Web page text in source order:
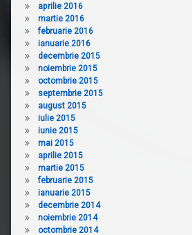
aprilie 2016
martie 2016
februarie 2016
ianuarie 2016
decembrie 2015
noiembrie 2015
octombrie 2015
septembrie 2015
august 2015
iulie 2015
iunie 2015
mai 2015
aprilie 2015
martie 2015
februarie 2015
ianuarie 2015
decembrie 2014
noiembrie 2014
octombrie 2014